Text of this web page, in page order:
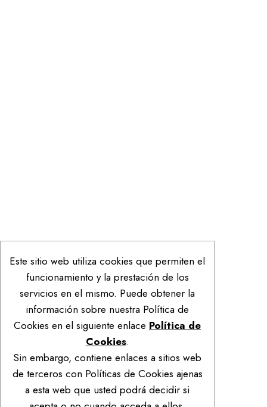
Este sitio web utiliza cookies que permiten el
funcionamiento y la prestación de los
servicios en el mismo. Puede obtener la
información sobre nuestra Política de
Cookies en el siguiente enlace Política de
Cookies.
Sin embargo, contiene enlaces a sitios web
de terceros con Políticas de Cookies ajenas
a esta web que usted podrá decidir si